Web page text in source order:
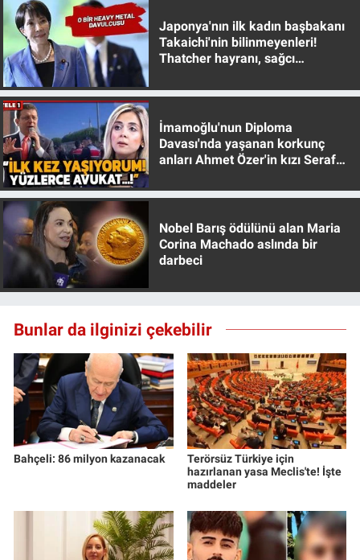
Japonya'nın ilk kadın başbakanı
Takaichi'nin bilinmeyenleri!
Thatcher hayranı, sağcı
İmamoğlu'nun Diploma
Davası'nda yaşanan korkunç
anları Ahmet Özer'in kızı Seraf
Nobel Barış ödülünü alan Maria
Corina Machado aslında bir
darbeci
Bunlar da ilginizi çekebilir
Bahçeli: 86 milyon kazanacak
Terörsüz Türkiye için
hazırlanan yasa Meclis'te! İşte
maddeler